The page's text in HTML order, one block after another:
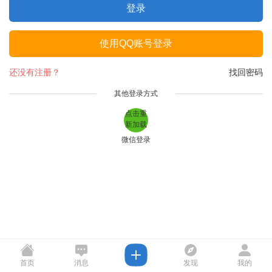
登录
使用QQ账号登录
找回密码
还没有注册？
其他登录方式
点击重
新加载
微信登录
首页 消息 发现 我的